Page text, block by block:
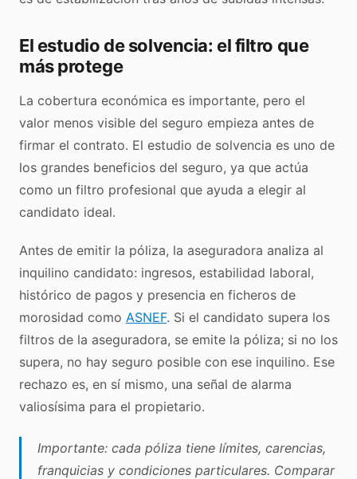
El estudio de solvencia: el filtro que
más protege
La cobertura económica es importante, pero el
valor menos visible del seguro empieza antes de
firmar el contrato. El estudio de solvencia es uno de
los grandes beneficios del seguro, ya que actúa
como un filtro profesional que ayuda a elegir al
candidato ideal.
Antes de emitir la póliza, la aseguradora analiza al
inquilino candidato: ingresos, estabilidad laboral,
histórico de pagos y presencia en ficheros de
morosidad como ASNEF. Si el candidato supera los
filtros de la aseguradora, se emite la póliza; si no los
supera, no hay seguro posible con ese inquilino. Ese
rechazo es, en sí mismo, una señal de alarma
valiosísima para el propietario.
Importante: cada póliza tiene límites, carencias,
franquicias y condiciones particulares. Comparar